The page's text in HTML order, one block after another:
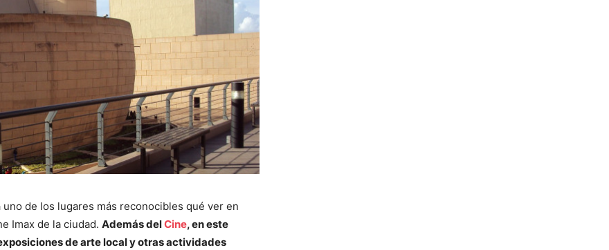
de los lugares más reconocibles qué ver en
Imax de la ciudad. Además delCine, en este
de arte local y otras actividades